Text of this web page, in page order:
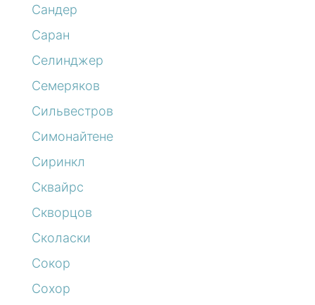
Сандер
Саран
Селинджер
Семеряков
Сильвестров
Симонайтене
Сиринкл
Сквайрс
Скворцов
Сколаски
Сокор
Сохор